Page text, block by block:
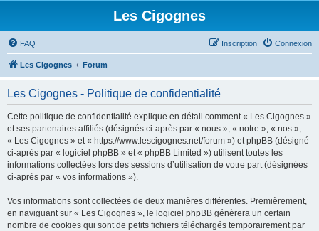
Les Cigognes
FAQ Connexion
Inscription
Les Cigognes Forum
Les Cigognes - Politique de confidentialité
Cette politique de confidentialité explique en détail comment « Les Cigognes »
et ses partenaires affiliés (désignés ci-après par « nous », « notre », « nos »,
« Les Cigognes » et « https://www.lescigognes.net/forum ») et phpBB (désigné
ci-après par « logiciel phpBB » et « phpBB Limited ») utilisent toutes les
informations collectées lors des sessions d’utilisation de votre part (désignées
ci-après par « vos informations »).
Vos informations sont collectées de deux manières différentes. Premièrement,
en naviguant sur « Les Cigognes », le logiciel phpBB génèrera un certain
nombre de cookies qui sont de petits fichiers téléchargés temporairement par